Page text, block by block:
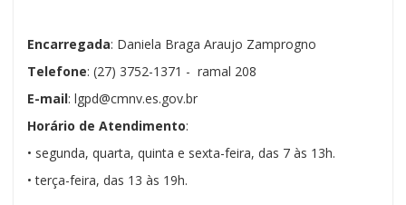
Encarregada: Daniela Braga Araujo Zamprogno
Telefone: (27) 3752-1371 - ramal 208
E-mail: lgpd@cmnv.es.gov.br
Horário de Atendimento:
• segunda, quarta, quinta e sexta-feira, das 7 às 13h.
• terça-feira, das 13 às 19h.